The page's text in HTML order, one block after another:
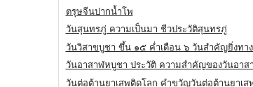
ตรุษจีนปากน้ำโพ
วันสุนทรภู่ ความเป็นมา ชีวประวัติสุนทรภู่
วันวิสาขบูชา ขึ้น ๑๕ ค่ำเดือน ๖ วันสำคัญยิ่งทาง
วันอาสาฬหบูชา ประวัติ ความสําคัญของวันอาส
วันต่อต้านยาเสพติดโลก คำขวัญวันต่อต้านยาเสพ